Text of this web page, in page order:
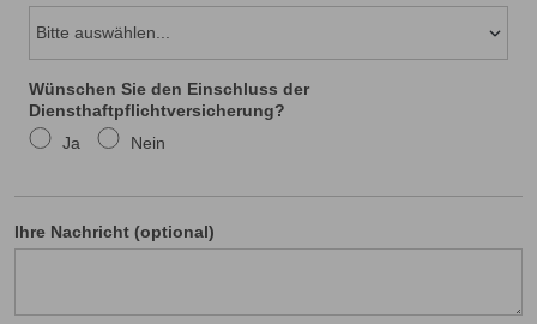
Cookie Einstellungen
werden beispielsweise verwendet für die
Wünschen Sie den Einschluss der
Diensthaftpflichtversicherung?
Ja
Nein
Ihre Nachricht (optional)